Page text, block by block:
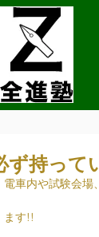
ず持って
電車内や試験会場
落ち着い
ます!!